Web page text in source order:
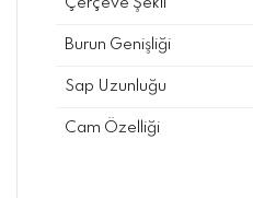
Çerçeve Şekli
Burun Genişliği
Sap Uzunluğu
Cam Özelliği